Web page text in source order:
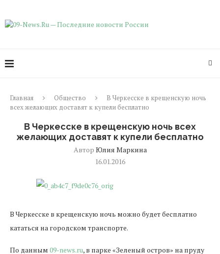
Главная Общество
В Черкесске в крещенскую ночь
всех желающих доставят к купели бесплатно
В Черкесске в крещенскую ночь всех
желающих доставят к купели бесплатно
Автор Юлия Маркина
16.01.2016
В Черкесске в крещенскую ночь можно будет бесплатно
кататься на городском транспорте.
По данным 09-news.ru, в парке «Зеленый остров» на пруду